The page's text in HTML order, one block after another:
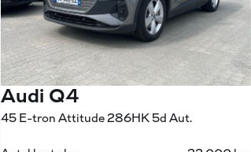
Audi Q4
45 E-tron Attitude 286HK 5d Aut.